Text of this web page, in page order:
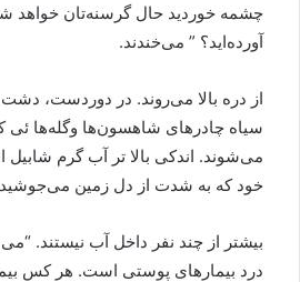
چشمه خوردید حال گرسنه‌تان خواهد
آورده‌اید؟ ” می‌خندند.
از دره بالا می‌روند. در دوردست،
سیاه چادرهای شاهسون‌ها وگله‌ها ئی
می‌شوند. اندکی بالا تر آب گرم شابیل
خود که به شدت از دل زمین می‌جوشید
بیشتر از چند نفر داخل آب نیستند.
درد بیمارهای پوستی است. هر کس